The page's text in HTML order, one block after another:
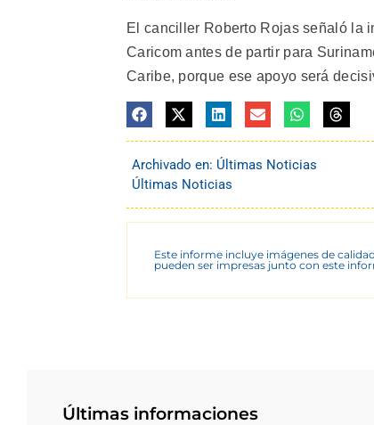
El canciller Roberto Rojas señaló la
Caricom antes de partir para
Caribe, porque ese apoyo será
Archivado en: Últimas Noticias
Últimas Noticias
Este informe incluye imágenes de
pueden ser impresas junto con este
Últimas informaciones